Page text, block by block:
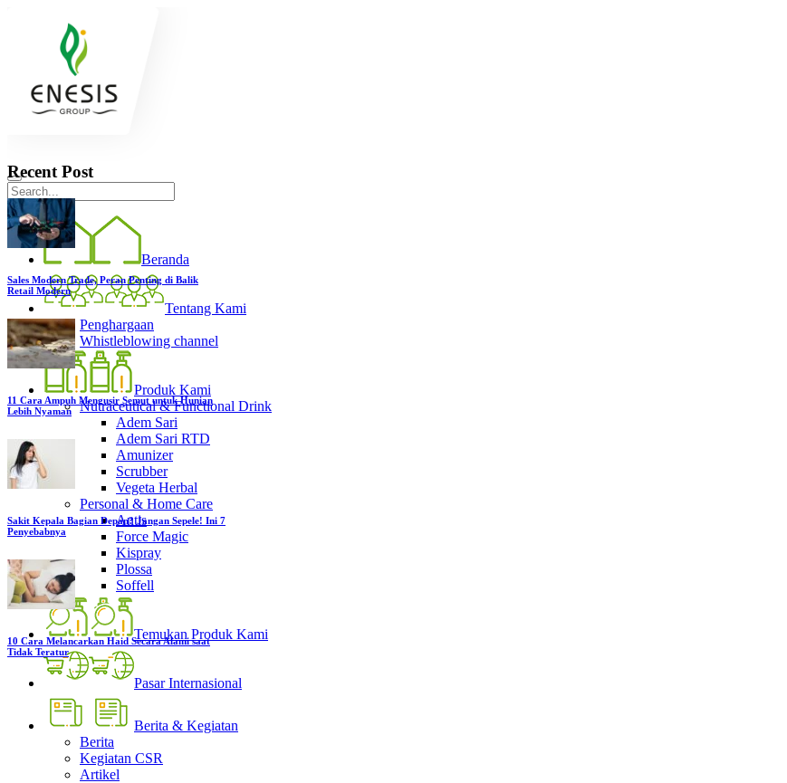
Beranda
Tentang Kami
Penghargaan
Whistleblowing channel
Produk Kami
Nutraceutical & Functional Drink
Adem Sari
Adem Sari RTD
Amunizer
Scrubber
Vegeta Herbal
Personal & Home Care
Antis
Force Magic
Kispray
Plossa
Soffell
Temukan Produk Kami
Pasar Internasional
Berita & Kegiatan
Berita
Kegiatan CSR
Artikel
Recent Post
Sales Modern Trade, Peran Penting di Balik
Retail Modern
11 Cara Ampuh Mengusir Semut untuk Hunian
Lebih Nyaman
Sakit Kepala Bagian Depan? Jangan Sepele! Ini 7
Penyebabnya
10 Cara Melancarkan Haid Secara Alami saat
Tidak Teratur